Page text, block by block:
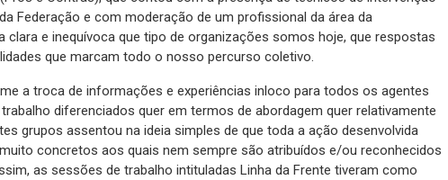
Federação e com moderação de um profissional da área da
e inequívoca que tipo de organizações somos hoje, que respostas
que marcam todo o nosso percurso coletivo.
a troca de informações e experiências inloco para todos os agentes
diferenciados quer em termos de abordagem quer relativamente
grupos assentou na ideia simples de que toda a ação desenvolvida
concretos aos quais nem sempre são atribuídos e/ou reconhecidos
as sessões de trabalho intituladas Linha da Frente tiveram como